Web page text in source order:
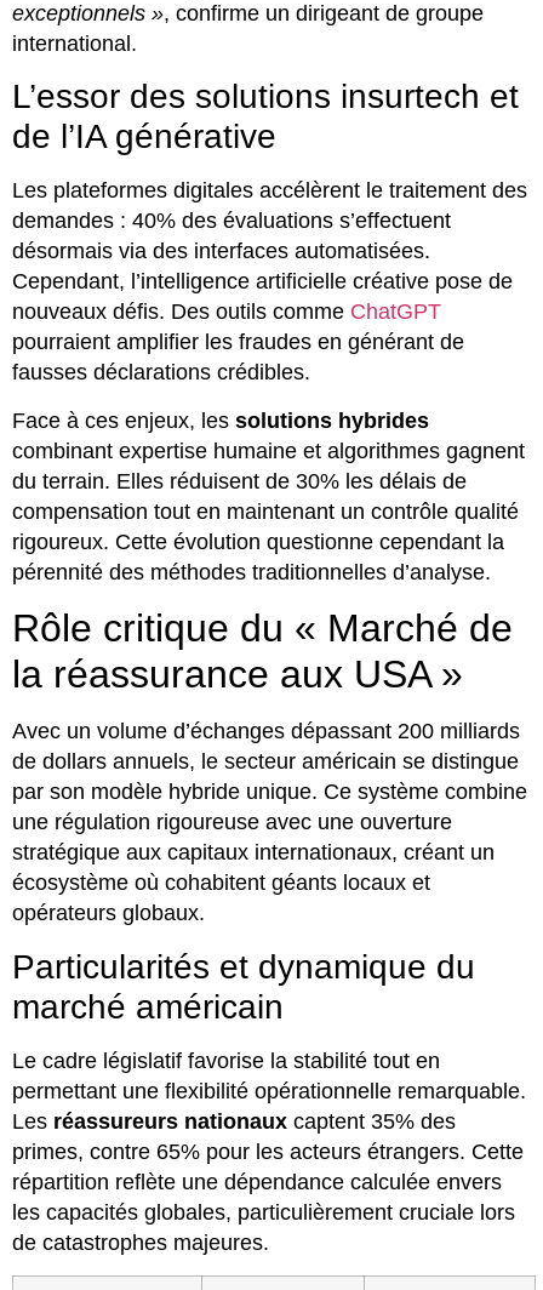
exceptionnels », confirme un dirigeant de groupe
international.
L’essor des solutions insurtech et
de l’IA générative
Les plateformes digitales accélèrent le traitement des
demandes : 40% des évaluations s’effectuent
désormais via des interfaces automatisées.
Cependant, l’intelligence artificielle créative pose de
nouveaux défis. Des outils comme ChatGPT
pourraient amplifier les fraudes en générant de
fausses déclarations crédibles.
Face à ces enjeux, les solutions hybrides
combinant expertise humaine et algorithmes gagnent
du terrain. Elles réduisent de 30% les délais de
compensation tout en maintenant un contrôle qualité
rigoureux. Cette évolution questionne cependant la
pérennité des méthodes traditionnelles d’analyse.
Rôle critique du « Marché de
la réassurance aux USA »
Avec un volume d’échanges dépassant 200 milliards
de dollars annuels, le secteur américain se distingue
par son modèle hybride unique. Ce système combine
une régulation rigoureuse avec une ouverture
stratégique aux capitaux internationaux, créant un
écosystème où cohabitent géants locaux et
opérateurs globaux.
Particularités et dynamique du
marché américain
Le cadre législatif favorise la stabilité tout en
permettant une flexibilité opérationnelle remarquable.
Les réassureurs nationaux captent 35% des
primes, contre 65% pour les acteurs étrangers. Cette
répartition reflète une dépendance calculée envers
les capacités globales, particulièrement cruciale lors
de catastrophes majeures.